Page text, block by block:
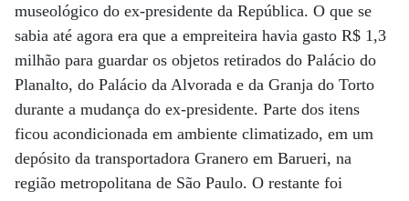
museológico do ex-presidente da República. O que se
sabia até agora era que a empreiteira havia gasto R$ 1,3
milhão para guardar os objetos retirados do Palácio do
Planalto, do Palácio da Alvorada e da Granja do Torto
durante a mudança do ex-presidente. Parte dos itens
ficou acondicionada em ambiente climatizado, em um
depósito da transportadora Granero em Barueri, na
região metropolitana de São Paulo. O restante foi